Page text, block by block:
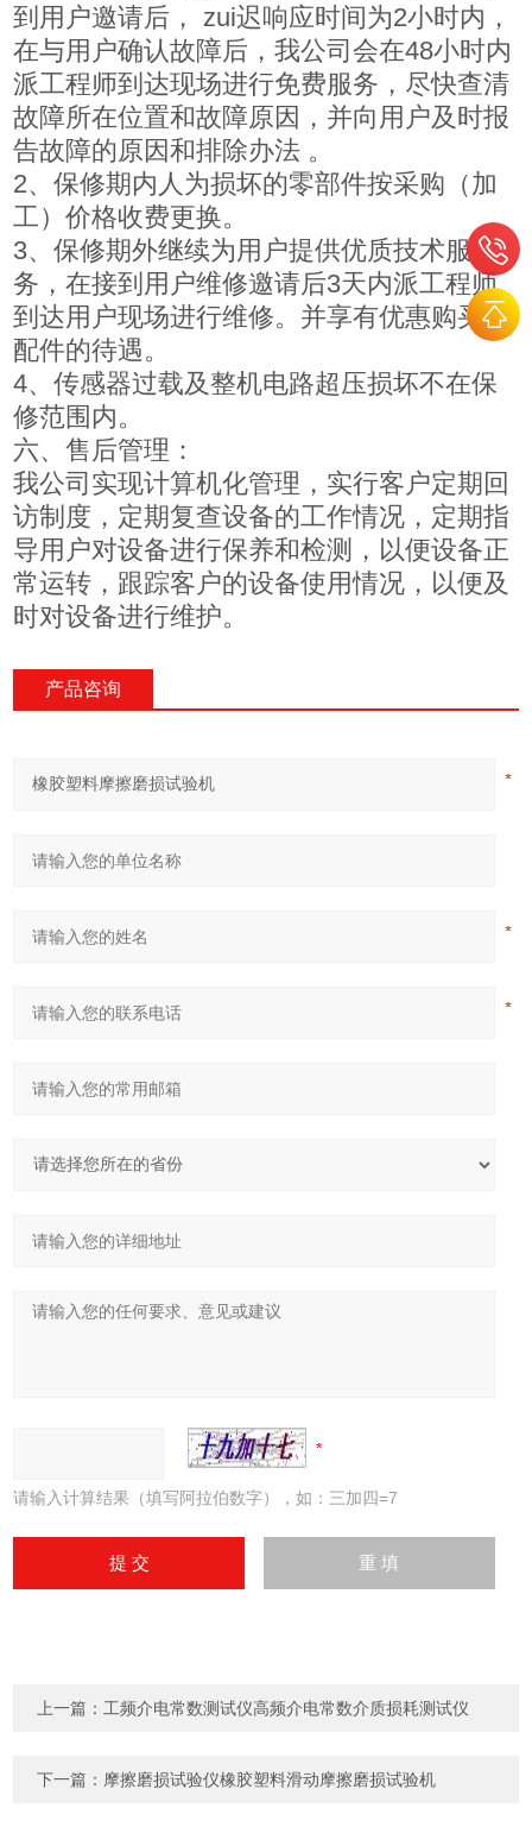
到用户邀请后， zui迟响应时间为2小时内，
在与用户确认故障后，我公司会在48小时内
派工程师到达现场进行免费服务，尽快查清
故障所在位置和故障原因，并向用户及时报
告故障的原因和排除办法 。
2、保修期内人为损坏的零部件按采购（加
工）价格收费更换。
3、保修期外继续为用户提供优质技术服
务，在接到用户维修邀请后3天内派工程师
到达用户现场进行维修。并享有优惠购买零
配件的待遇。
4、传感器过载及整机电路超压损坏不在保
修范围内。
六、售后管理：
我公司实现计算机化管理，实行客户定期回
访制度，定期复查设备的工作情况，定期指
导用户对设备进行保养和检测，以便设备正
常运转，跟踪客户的设备使用情况，以便及
时对设备进行维护。
产品咨询
请输入计算结果（填写阿拉伯数字），如：三加四=7
上一篇： 工频介电常数测试仪高频介电常数介质损耗测试仪
下一篇： 摩擦磨损试验仪橡胶塑料滑动摩擦磨损试验机